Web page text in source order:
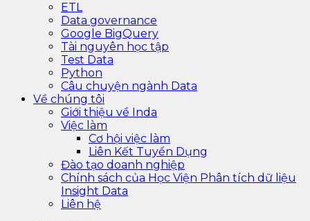
ETL
Data governance
Google BigQuery
Tài nguyên học tập
Test Data
Python
Câu chuyện ngành Data
Về chúng tôi
Giới thiệu về Inda
Việc làm
Cơ hội việc làm
Liên Kết Tuyển Dụng
Đào tạo doanh nghiệp
Chính sách của Học Viện Phân tích dữ liệu
Insight Data
Liên hệ